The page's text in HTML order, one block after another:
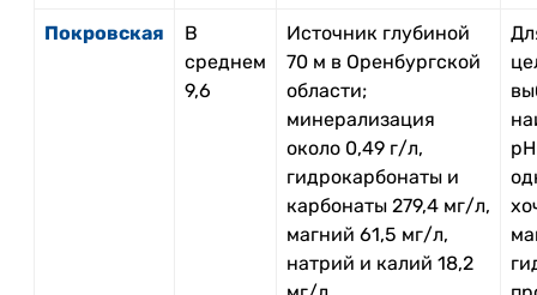
Покровская
В
среднем
9,6
Источник глубиной
70 м в Оренбургской
области;
минерализация
около 0,49 г/л,
гидрокарбонаты и
карбонаты 279,4 мг/л,
магний 61,5 мг/л,
натрий и калий 18,2